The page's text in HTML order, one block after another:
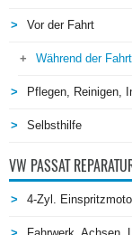
Vor der Fahrt
Während der Fahrt
Pflegen, Reinigen,
Selbsthilfe
VW PASSAT
4-Zyl.